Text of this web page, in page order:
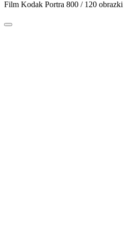
Film Kodak Portra 800 / 120 obrazki